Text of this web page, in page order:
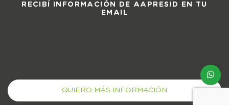
RECIBÍ INFORMACIÓN DE AAPRESID EN TU
EMAIL
QUIERO MÁS INFORMACIÓN